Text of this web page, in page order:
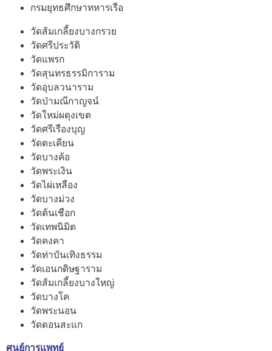
กรมยุทธศึกษาทหารเรือ
วัดส้มเกลี้ยงบางกรวย
วัดศรีประวัติ
วัดแพรก
วัดสุนทรธรรมิการาม
วัดอุบลวนาราม
วัดป่ามณีกาญจน์
วัดใหม่ผดุงเขต
วัดศรีเรืองบุญ
วัดตะเคียน
วัดบางค้อ
วัดพระเงิน
วัดไผ่เหลือง
วัดบางม่วง
วัดต้นเชือก
วัดเทพนิมิต
วัดคงคา
วัดท่าบันเทิงธรรม
วัดเอนกดิษฐาราม
วัดส้มเกลี้ยงบางใหญ่
วัดบางโค
วัดพระนอน
วัดดอนสะแก
ศูนย์การแพทย์